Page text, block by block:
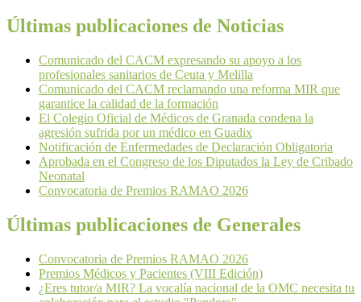
Últimas publicaciones de Noticias
Comunicado del CACM expresando su apoyo a los
profesionales sanitarios de Ceuta y Melilla
Comunicado del CACM reclamando una reforma MIR que
garantice la calidad de la formación
El Colegio Oficial de Médicos de Granada condena la
agresión sufrida por un médico en Guadix
Notificación de Enfermedades de Declaración Obligatoria
Aprobada en el Congreso de los Diputados la Ley de Cribado
Neonatal
Convocatoria de Premios RAMAO 2026
Últimas publicaciones de Generales
Convocatoria de Premios RAMAO 2026
Premios Médicos y Pacientes (VIII Edición)
¿Eres tutor/a MIR? La vocalía nacional de la OMC necesita tu